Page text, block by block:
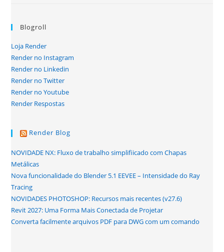
Blogroll
Loja Render
Render no Instagram
Render no Linkedin
Render no Twitter
Render no Youtube
Render Respostas
Render Blog
NOVIDADE NX: Fluxo de trabalho simplifiicado com Chapas
Metálicas
Nova funcionalidade do Blender 5.1 EEVEE – Intensidade do Ray
Tracing
NOVIDADES PHOTOSHOP: Recursos mais recentes (v27.6)
Revit 2027: Uma Forma Mais Conectada de Projetar
Converta facilmente arquivos PDF para DWG com um comando